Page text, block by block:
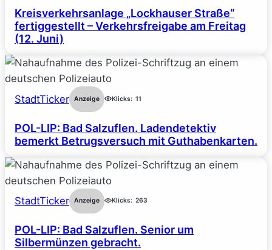
Kreisverkehrsanlage „Lockhauser Straße“
fertiggestellt – Verkehrsfreigabe am Freitag
(12. Juni)
StadtTicker Anzeige Klicks: 11
POL-LIP: Bad Salzuflen. Ladendetektiv
bemerkt Betrugsversuch mit Guthabenkarten.
StadtTicker Anzeige Klicks: 263
POL-LIP: Bad Salzuflen. Senior um
Silbermünzen gebracht.